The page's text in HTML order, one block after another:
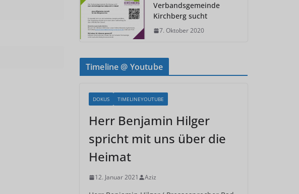
Verbandsgemeinde
Kirchberg sucht
7. Oktober 2020
Timeline @ Youtube
DOKUS TIMELINEYOUTUBE
Herr Benjamin Hilger
spricht mit uns über die
Heimat
12. Januar 2021 Aziz